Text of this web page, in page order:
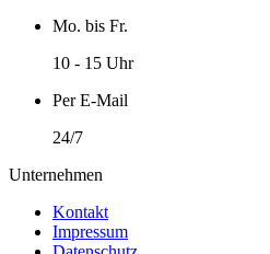
Mo. bis Fr.
10 - 15 Uhr
Per E-Mail
24/7
Unternehmen
Kontakt
Impressum